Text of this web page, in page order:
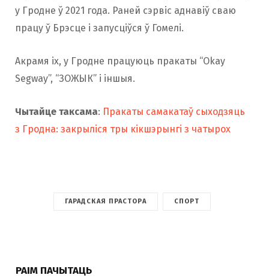
у Гродне ў 2021 года. Раней сэрвіс аднавіў сваю
працу ў Брэсце і запусціўся ў Гомелі.
Акрамя іх, у Гродне працуюць пракаты “Okay
Segway”, “ЗОЖЫК” і іншыя.
Чытайце таксама: Пракаты самакатаў сыходзяць
з Гродна: закрыліся тры кікшэрынгі з чатырох
ГАРАДСКАЯ ПРАСТОРА СПОРТ
РАІМ ПАЧЫТАЦЬ